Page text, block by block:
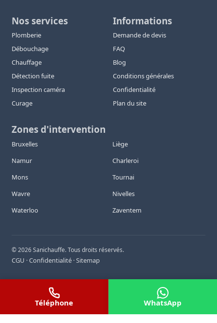
Nos services
Plomberie
Débouchage
Chauffage
Détection fuite
Inspection caméra
Curage
Informations
Demande de devis
FAQ
Blog
Conditions générales
Confidentialité
Plan du site
Zones d'intervention
Bruxelles
Liège
Namur
Charleroi
Mons
Tournai
Wavre
Nivelles
Waterloo
Zaventem
©2026Sanichauffe. Tous droits réservés.
CGU ·Confidentialité ·Sitemap